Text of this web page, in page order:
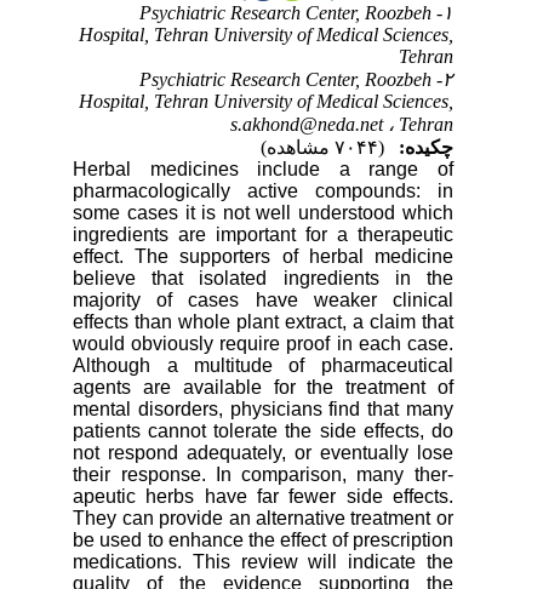
۱- Psychiatric Research Center, Roozbeh
Hospital, Tehran University of Medical Sciences,
Tehran
۲- Psychiatric Research Center, Roozbeh
Hospital, Tehran University of Medical Sciences,
Tehran ،
s.akhond@neda.net
چکیده:
(۷۰۴۴ مشاهده)
Herbal medicines include a range of
pharmacologically active compounds: in
some cases it is not well understood which
ingredients are important for a therapeutic
effect. The supporters of herbal medicine
believe that isolated ingredients in the
majority of cases have weaker clinical
effects than whole plant extract, a claim that
would obviously require proof in each case.
Although a multitude of pharmaceutical
agents are available for the treatment of
mental disorders, physicians find that many
patients cannot tolerate the side effects, do
not respond adequately, or eventually lose
their response. In comparison, many ther­
apeutic herbs have far fewer side effects.
They can provide an alternative treatment or
be used to enhance the effect of prescription
medications. This review will indicate the
quality of the evi­dence supporting the